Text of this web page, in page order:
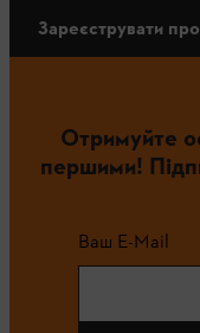
Зареєструвати
Отримуйте
першими!
Ваш E-Mail